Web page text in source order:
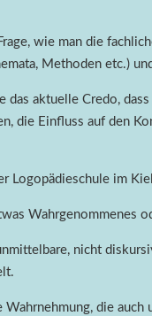
wie man die
Methoden etc.)
aktuelle Credo,
die Einfluss auf den
Logopädieschule im
Wahrgenommenes
nicht
die